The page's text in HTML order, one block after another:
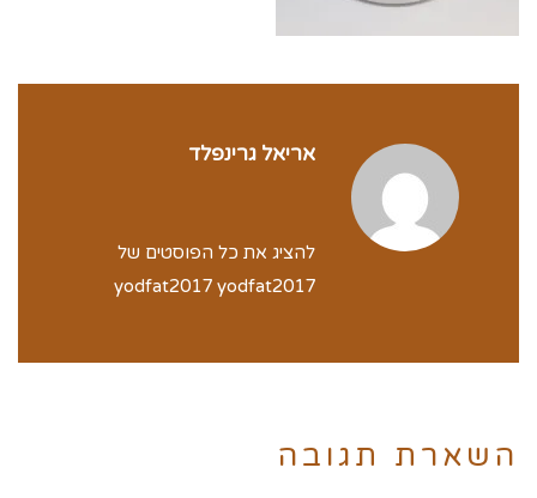
אריאל גרינפלד
להציג את כל הפוסטים של
yodfat2017 yodfat2017
השארת תגובה